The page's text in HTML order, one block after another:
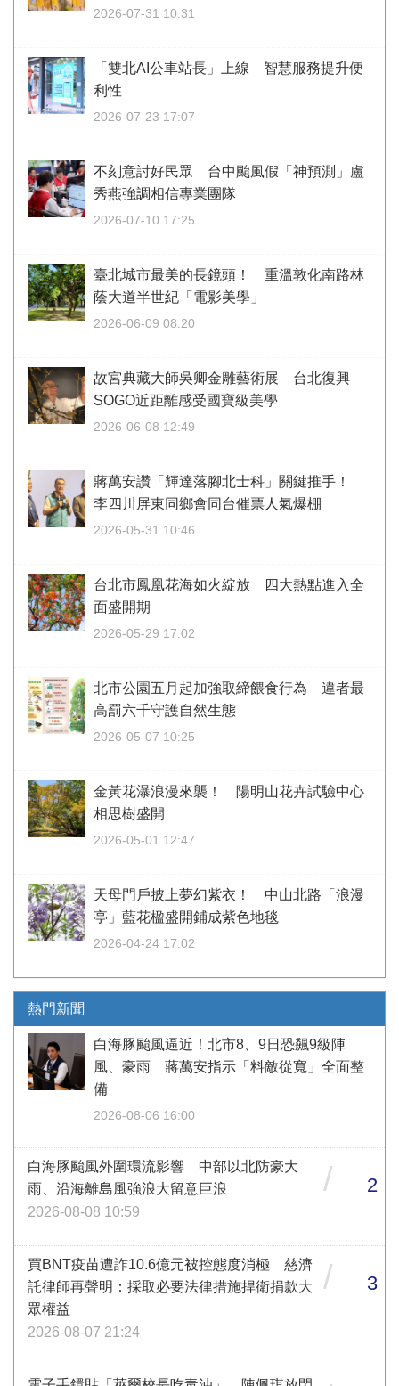
2026-07-31 10:31
「雙北AI公車站長」上線 智慧服務提升便
利性
2026-07-23 17:07
不刻意討好民眾 台中颱風假「神預測」盧
秀燕強調相信專業團隊
2026-07-10 17:25
臺北城市最美的長鏡頭！ 重溫敦化南路林
蔭大道半世紀「電影美學」
2026-06-09 08:20
故宮典藏大師吳卿金雕藝術展 台北復興
SOGO近距離感受國寶級美學
2026-06-08 12:49
蔣萬安讚「輝達落腳北士科」關鍵推手！
李四川屏東同鄉會同台催票人氣爆棚
2026-05-31 10:46
台北市鳳凰花海如火綻放 四大熱點進入全
面盛開期
2026-05-29 17:02
北市公園五月起加強取締餵食行為 違者最
高罰六千守護自然生態
2026-05-07 10:25
金黃花瀑浪漫來襲！ 陽明山花卉試驗中心
相思樹盛開
2026-05-01 12:47
天母門戶披上夢幻紫衣！ 中山北路「浪漫
亭」藍花楹盛開鋪成紫色地毯
2026-04-24 17:02
熱門新聞
白海豚颱風逼近！北市8、9日恐飆9級陣
風、豪雨 蔣萬安指示「料敵從寬」全面整
備
2026-08-06 16:00
白海豚颱風外圍環流影響 中部以北防豪大
雨、沿海離島風強浪大留意巨浪
2026-08-08 10:59
/ 2
買BNT疫苗遭詐10.6億元被控態度消極 慈濟
託律師再聲明：採取必要法律措施捍衛捐款大
眾權益
2026-08-07 21:24
/ 3